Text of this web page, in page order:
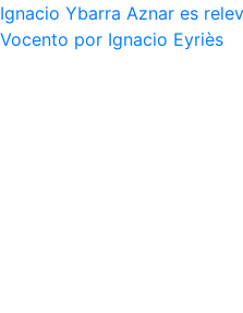
Ignacio Ybarra Aznar es
Vocento por Ignacio Eyriès